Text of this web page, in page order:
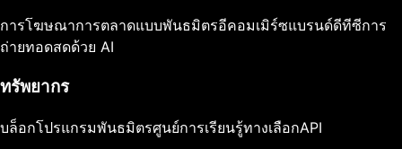
การโฆษณาการตลาดแบบพันธมิตรอีคอมเมิร์ซแบรนด์ดีทีซีการ
ถ่ายทอดสดด้วย AI
ทรัพยากร
บล็อกโปรแกรมพันธมิตรศูนย์การเรียนรู้ทางเลือกAPI